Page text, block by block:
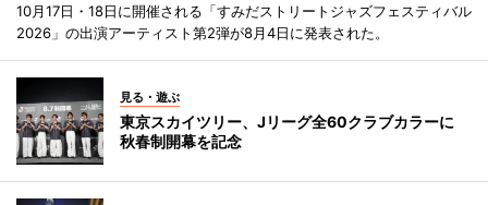
10月17日・18日に開催される「すみだストリートジャズフェスティバル
2026」の出演アーティスト第2弾が8月4日に発表された。
見る・遊ぶ
東京スカイツリー、Jリーグ全60クラブカラーに
秋春制開幕を記念